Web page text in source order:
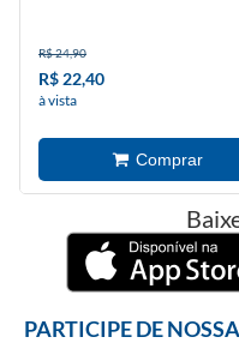
R$ 24,90
R$ 22,40
à vista
PARTICIPE DE